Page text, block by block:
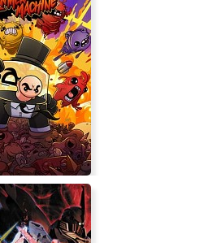
Битва за
Короля-